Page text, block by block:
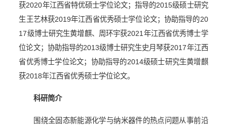
获2020年江西省特优硕士学位论文；指导的2015级硕士研究
生王艺林获2019年江西省优秀硕士学位论文；协助指导的20
17级博士研究生黄增麒、周环宇获2021 年江西省优秀博士学
位论文；协助指导的2013级博士研究生史月琴获2017年江西
省优秀博士学位论文；协助指导的2014级硕士研究生黄增麒
获2018年江西省优秀硕士学位论文。
科研简介
围绕全固态新能源化学与纳米器件的热点问题从事前沿